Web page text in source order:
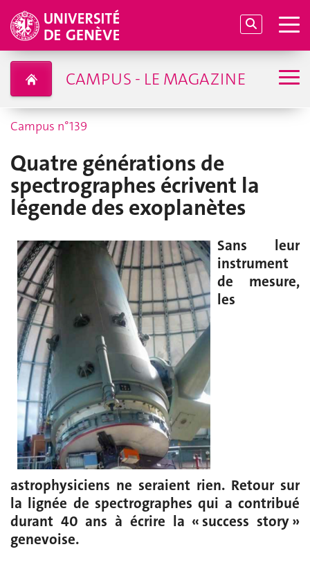
CAMPUS - LE MAGAZINE
Campus n°139
Quatre générations de
spectrographes écrivent la
légende des exoplanètes
Sans leur
instrument
de mesure,
les
astrophysiciens ne seraient rien. Retour sur
la lignée de spectrographes qui a contribué
durant 40 ans à écrire la « success story »
genevoise.